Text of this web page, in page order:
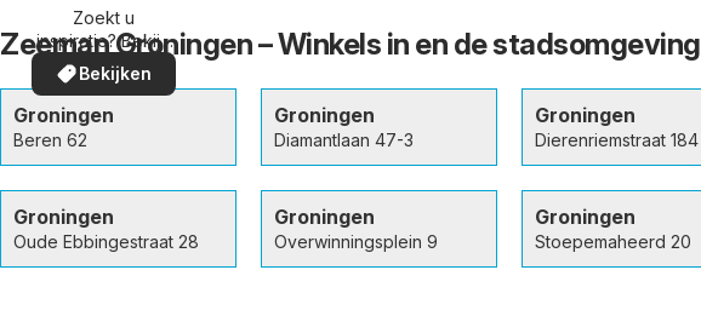
omgeving
Zoekt u
inspiratie? Bekijk
de aanbiedingen
in uw buurt!
Bekijken
Zeeman Groningen – Winkels in en de stadsomgeving
Groningen
Beren 62
Groningen
Diamantlaan 47-3
Groningen
Dierenriemstraat 184
Groningen
Oude Ebbingestraat 28
Groningen
Overwinningsplein 9
Groningen
Stoepemaheerd 20